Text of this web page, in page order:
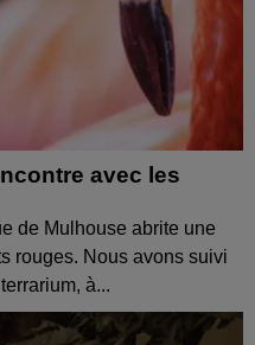
avec les
de Mulhouse abrite une
rouges. Nous avons suivi
à...